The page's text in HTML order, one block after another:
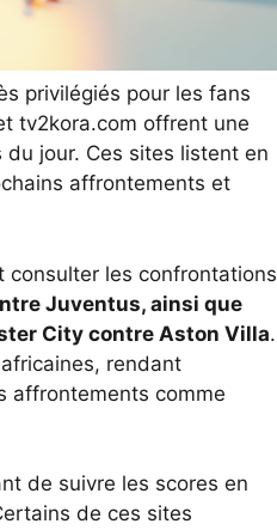
privilégiés pour les fans
tv2kora.com offrent une
jour. Ces sites listent en
affrontements et
consulter les confrontations
Juventus, ainsi que
City contre Aston Villa.
rendant
affrontements comme
de suivre les scores en
de ces sites